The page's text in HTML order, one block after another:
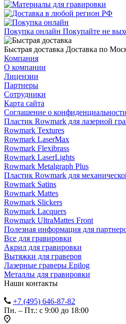
Покупка онлайн Покупайте не
Быстрая доставка Доставка по
Компания
О компании
Лицензии
Партнеры
Сотрудники
Карта сайта
Соглашение о конфиденциальности
Пластик Rowmark для лазерной
Rowmark Textures
Rowmark LaserMax
Rowmark Flexibrass
Rowmark LaserLights
Rowmark Metalgraph Plus
Пластик Rowmark для
Rowmark Satins
Rowmark Mattes
Rowmark Slickers
Rowmark Lacquers
Rowmark UltraMattes Front
Полезная информация для
Все для гравировки
Акрил для гравировки
Вытяжки для граверов
Лазерные граверы Epilog
Металлы для гравировки
Наши контакты
+7 (495) 646-87-82
Пн. – Пт.: с 9:00 до 18:00